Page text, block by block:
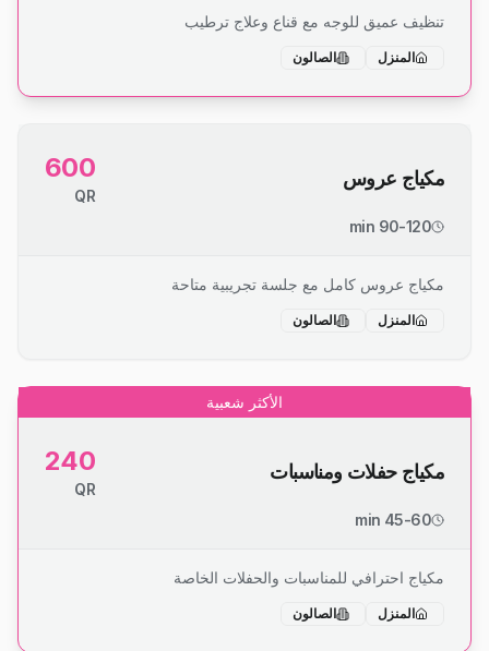
تنظيف عميق للوجه مع قناع وعلاج ترطيب
المنزل الصالون
مكياج عروس 600
QR
90-120 min
مكياج عروس كامل مع جلسة تجريبية متاحة
المنزل الصالون
الأكثر شعبية
مكياج حفلات ومناسبات 240
QR
45-60 min
مكياج احترافي للمناسبات والحفلات الخاصة
المنزل الصالون